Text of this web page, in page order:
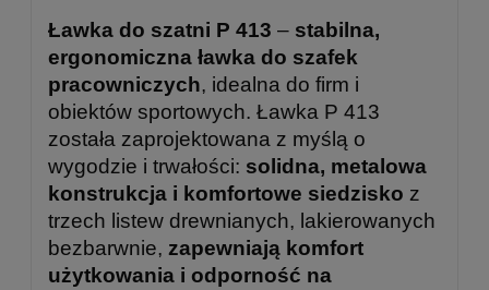
Ławka do szatni P 413 – stabilna,
ergonomiczna ławka do szafek
pracowniczych, idealna do firm i
obiektów sportowych. Ławka P 413
została zaprojektowana z myślą o
wygodzie i trwałości: solidna, metalowa
konstrukcja i komfortowe siedzisko z
trzech listew drewnianych, lakierowanych
bezbarwnie, zapewniają komfort
użytkowania i odporność na